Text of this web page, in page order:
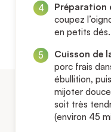
Préparation
coupez
en petits
Cuisson de
porc frais
ébullition,
mijoter
soit très
(environ 45